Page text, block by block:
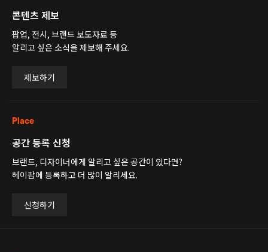
콘텐츠 제보
팝업, 전시, 브랜드 보도자료 등
알리고 싶은 소식을 제보해 주세요.
제보하기
Place
공간 등록 신청
브랜드, 디자이너에게 알리고 싶은 공간이 있다면?
헤이팝에 등록하고 더 많이 알리세요.
신청하기